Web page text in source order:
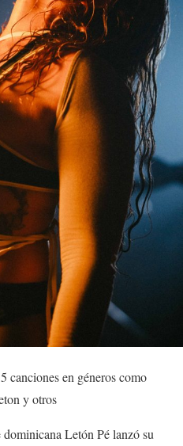
canciones en géneros como
y otros
dominicana Letón Pé lanzó su